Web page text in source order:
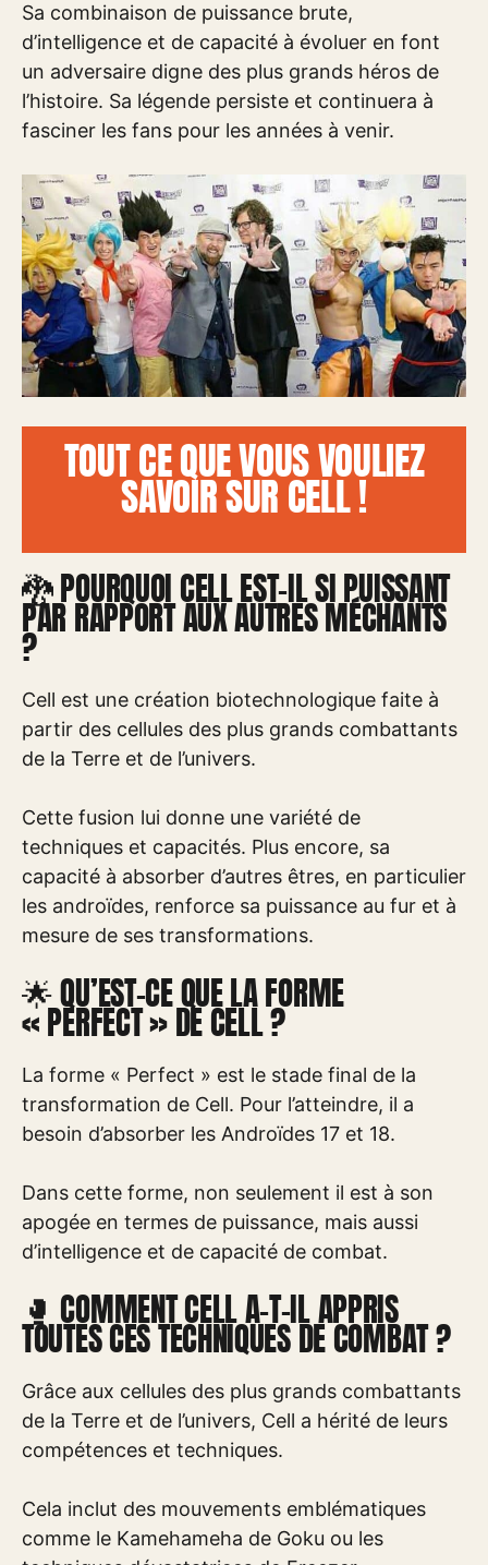
Sa combinaison de puissance brute,
d’intelligence et de capacité à évoluer en font
un adversaire digne des plus grands héros de
l’histoire. Sa légende persiste et continuera à
fasciner les fans pour les années à venir.
TOUT CE QUE VOUS VOULIEZ
SAVOIR SUR CELL !
🐉 POURQUOI CELL EST-IL SI PUISSANT
PAR RAPPORT AUX AUTRES MÉCHANTS
?
Cell est une création biotechnologique faite à
partir des cellules des plus grands combattants
de la Terre et de l’univers.
Cette fusion lui donne une variété de
techniques et capacités. Plus encore, sa
capacité à absorber d’autres êtres, en particulier
les androïdes, renforce sa puissance au fur et à
mesure de ses transformations.
🌟 QU’EST-CE QUE LA FORME
« PERFECT » DE CELL ?
La forme « Perfect » est le stade final de la
transformation de Cell. Pour l’atteindre, il a
besoin d’absorber les Androïdes 17 et 18.
Dans cette forme, non seulement il est à son
apogée en termes de puissance, mais aussi
d’intelligence et de capacité de combat.
🥊 COMMENT CELL A-T-IL APPRIS
TOUTES CES TECHNIQUES DE COMBAT ?
Grâce aux cellules des plus grands combattants
de la Terre et de l’univers, Cell a hérité de leurs
compétences et techniques.
Cela inclut des mouvements emblématiques
comme le Kamehameha de Goku ou les